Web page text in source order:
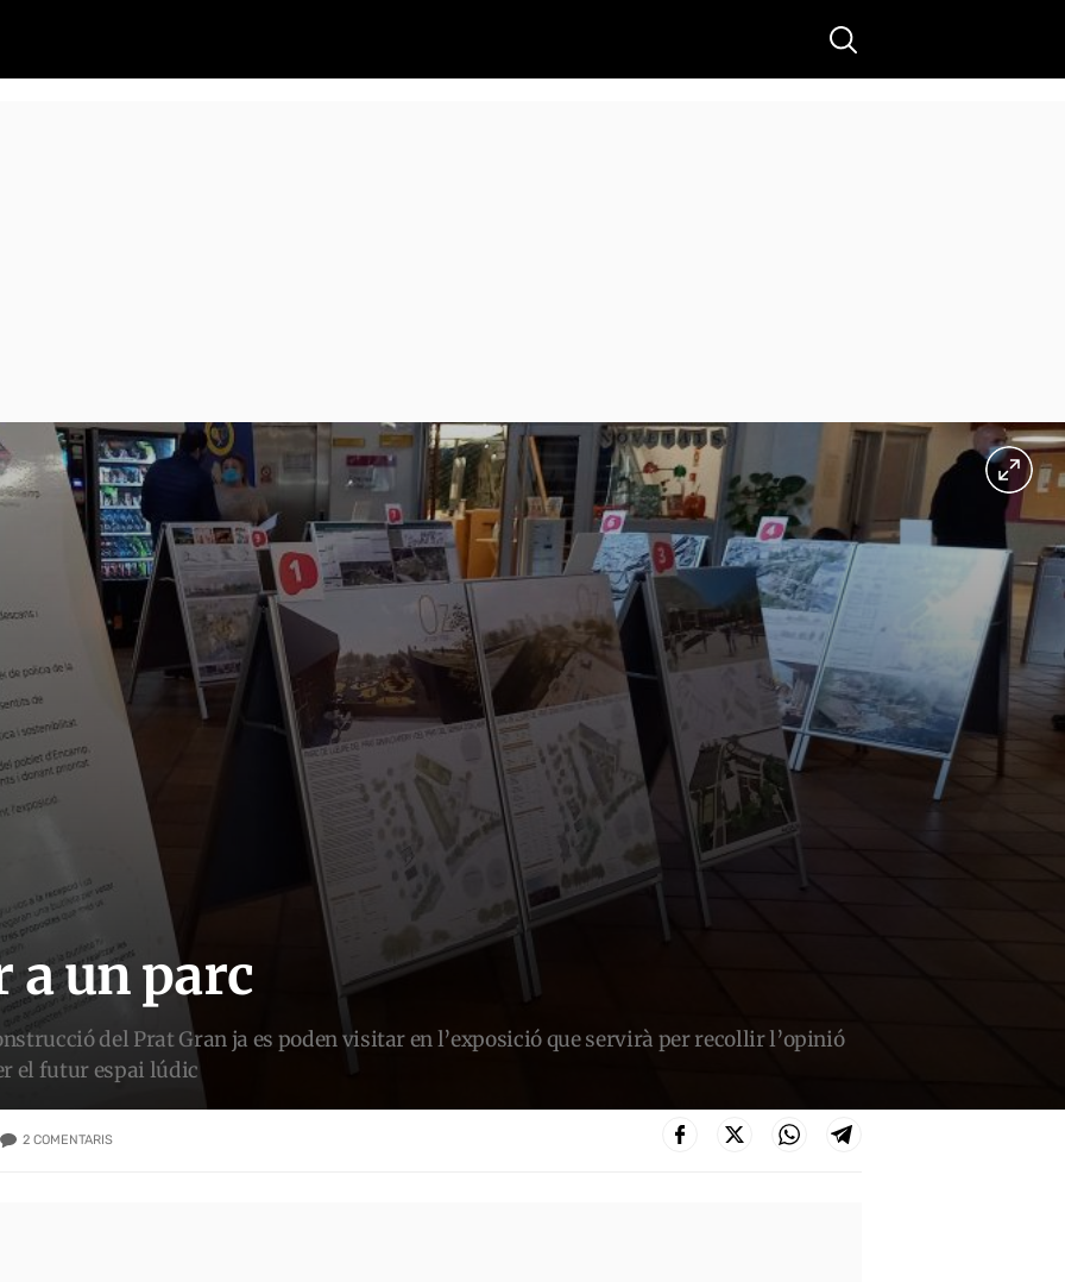
Buscar
a un parc
del Prat Gran ja es poden visitar en l’exposició que servirà per recollir l’opinió
el futur espai lúdic
2 COMENTARIS